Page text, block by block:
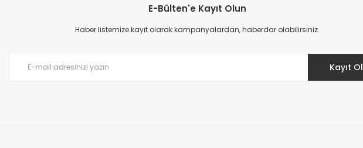
Ürün resmi kalitesiz, bozuk veya görüntülenemiyor.
Ürün açıklamasında eksik bilgiler bulunuyor.
E-Bülten'e Kayıt Olun
Haber listemize kayıt olarak kampanyalardan, haberdar olabilirsiniz.
Kayıt Ol